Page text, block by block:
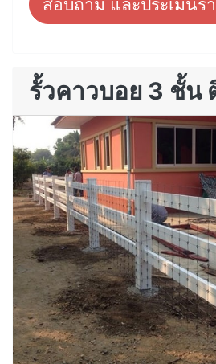
รั้วคาวบอย 3 ชั้น